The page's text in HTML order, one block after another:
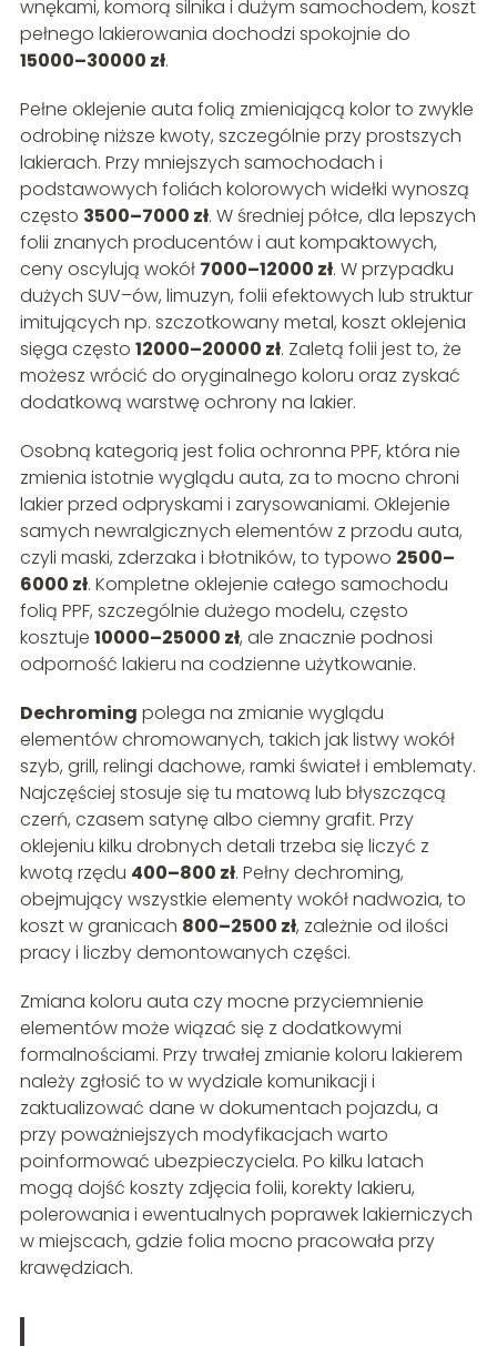
wnękami, komorą silnika i dużym samochodem, koszt
pełnego lakierowania dochodzi spokojnie do
15000–30000 zł.
Pełne oklejenie auta folią zmieniającą kolor to zwykle
odrobinę niższe kwoty, szczególnie przy prostszych
lakierach. Przy mniejszych samochodach i
podstawowych foliách kolorowych widełki wynoszą
często 3500–7000 zł. W średniej półce, dla lepszych
folii znanych producentów i aut kompaktowych,
ceny oscylują wokół 7000–12000 zł. W przypadku
dużych SUV–ów, limuzyn, folii efektowych lub struktur
imitujących np. szczotkowany metal, koszt oklejenia
sięga często 12000–20000 zł. Zaletą folii jest to, że
możesz wrócić do oryginalnego koloru oraz zyskać
dodatkową warstwę ochrony na lakier.
Osobną kategorią jest folia ochronna PPF, która nie
zmienia istotnie wyglądu auta, za to mocno chroni
lakier przed odpryskami i zarysowaniami. Oklejenie
samych newralgicznych elementów z przodu auta,
czyli maski, zderzaka i błotników, to typowo 2500–
6000 zł. Kompletne oklejenie całego samochodu
folią PPF, szczególnie dużego modelu, często
kosztuje 10000–25000 zł, ale znacznie podnosi
odporność lakieru na codzienne użytkowanie.
Dechroming polega na zmianie wyglądu
elementów chromowanych, takich jak listwy wokół
szyb, grill, relingi dachowe, ramki świateł i emblematy.
Najczęściej stosuje się tu matową lub błyszczącą
czerń, czasem satynę albo ciemny grafit. Przy
oklejeniu kilku drobnych detali trzeba się liczyć z
kwotą rzędu 400–800 zł. Pełny dechroming,
obejmujący wszystkie elementy wokół nadwozia, to
koszt w granicach 800–2500 zł, zależnie od ilości
pracy i liczby demontowanych części.
Zmiana koloru auta czy mocne przyciemnienie
elementów może wiązać się z dodatkowymi
formalnościami. Przy trwałej zmianie koloru lakierem
należy zgłosić to w wydziale komunikacji i
zaktualizować dane w dokumentach pojazdu, a
przy poważniejszych modyfikacjach warto
poinformować ubezpieczyciela. Po kilku latach
mogą dojść koszty zdjęcia folii, korekty lakieru,
polerowania i ewentualnych poprawek lakierniczych
w miejscach, gdzie folia mocno pracowała przy
krawędziach.